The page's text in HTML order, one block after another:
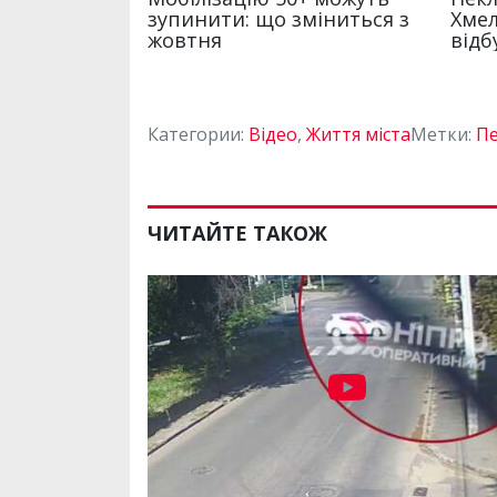
Категории: Відео, Життя містаМетки:
ЧИТАЙТЕ ТАКОЖ